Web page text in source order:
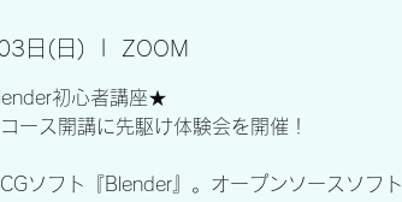
日(日) ZOOM
初心者講座★
ース開講に先駆け体験会を開催！
ソフト『Blender』。オープンソースソフト